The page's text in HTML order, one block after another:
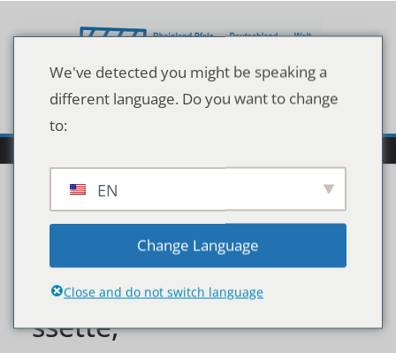
Inhalt
Man,Using,Covid,19,Rap
id,Test,At,Home.,Test,Ca
ssette,
We've detected you might be speaking a
different language. Do you want to change
to:
EN
Change Language
Close and do not switch language